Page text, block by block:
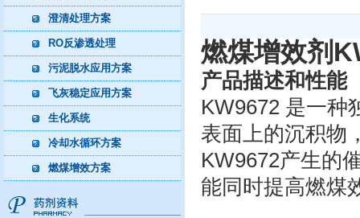
澄清处理方案
RO反渗透处理
污泥脱水应用方案
飞灰稳定应用方案
生化系统
冷却水循环方案
燃煤增效方案
燃煤增效剂
产品描述和性能
KW9672 是一种
表面上的沉积物
KW9672产生的
能同时提高燃煤